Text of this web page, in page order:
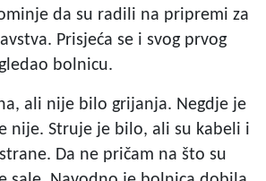
da su radili na pripremi za
Prisjeća se i svog prvog
bolnicu.
ali nije bilo grijanja. Negdje je
nije. Struje je bilo, ali su kabeli i
Da ne pričam na što su